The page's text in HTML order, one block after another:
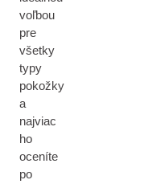
voľbou
pre
všetky
typy
pokožky
a
najviac
ho
oceníte
po